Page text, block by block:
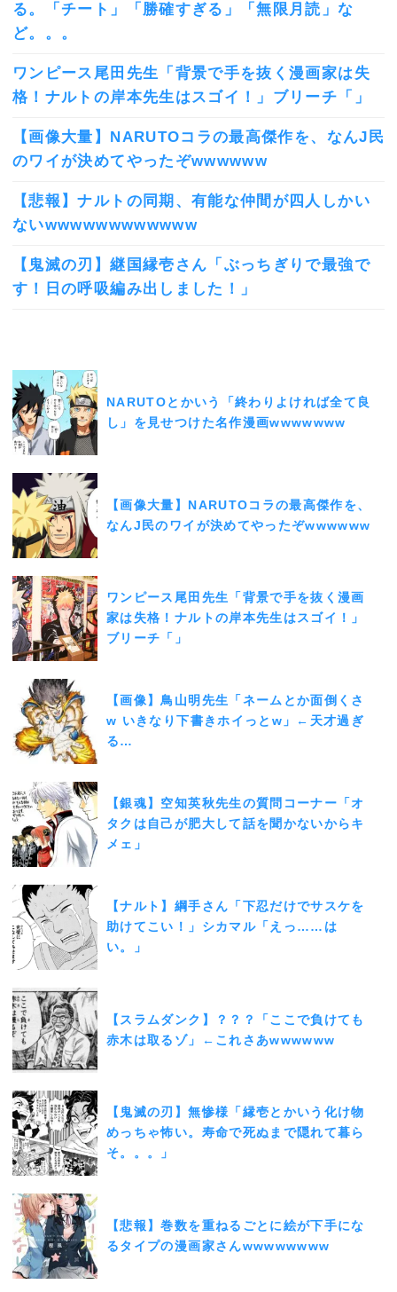
る。「チート」「勝確すぎる」「無限月読」な
ど。。。
ワンピース尾田先生「背景で手を抜く漫画家は失
格！ナルトの岸本先生はスゴイ！」ブリーチ「」
【画像大量】NARUTOコラの最高傑作を、なんJ民
のワイが決めてやったぞwwwwww
【悲報】ナルトの同期、有能な仲間が四人しかい
ないwwwwwwwwwwww
【鬼滅の刃】継国縁壱さん「ぶっちぎりで最強で
す！日の呼吸編み出しました！」
NARUTOとかいう「終わりよければ全て良
し」を見せつけた名作漫画wwwwwww
【画像大量】NARUTOコラの最高傑作を、
なんJ民のワイが決めてやったぞwwwwww
ワンピース尾田先生「背景で手を抜く漫画
家は失格！ナルトの岸本先生はスゴイ！」
ブリーチ「」
【画像】鳥山明先生「ネームとか面倒くさ
w いきなり下書きホイっとw」←天才過ぎ
る…
【銀魂】空知英秋先生の質問コーナー「オ
タクは自己が肥大して話を聞かないからキ
メェ」
【ナルト】綱手さん「下忍だけでサスケを
助けてこい！」シカマル「えっ……は
い。」
【スラムダンク】？？？「ここで負けても
赤木は取るゾ」←これさあwwwwww
【鬼滅の刃】無惨様「縁壱とかいう化け物
めっちゃ怖い。寿命で死ぬまで隠れて暮ら
そ。。。」
【悲報】巻数を重ねるごとに絵が下手にな
るタイプの漫画家さんwwwwwwww